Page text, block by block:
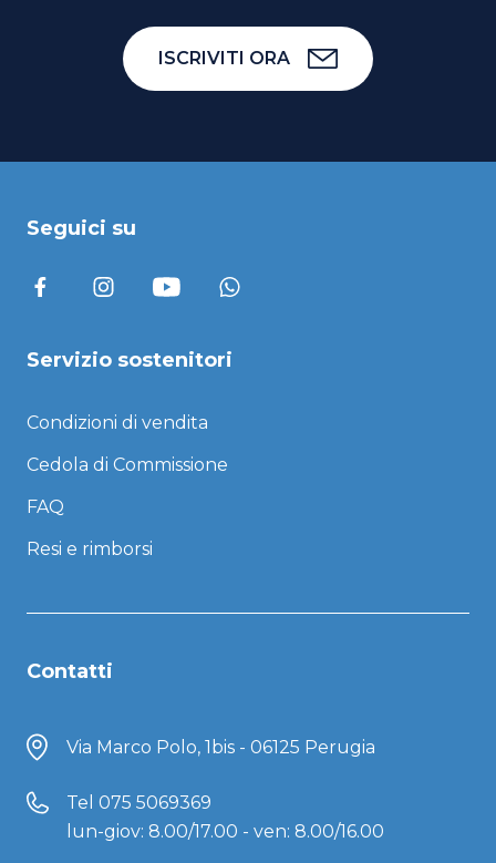
ISCRIVITI ORA
Seguici su
Servizio sostenitori
Condizioni di vendita
Cedola di Commissione
FAQ
Resi e rimborsi
Contatti
Via Marco Polo, 1bis - 06125 Perugia
Tel 075 5069369
lun-giov: 8.00/17.00 - ven: 8.00/16.00